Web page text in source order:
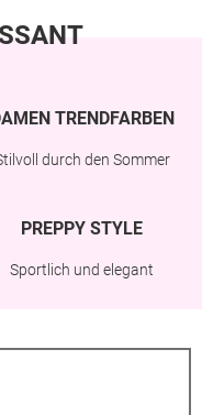
TRENDFARBEN
durch den Sommer
PREPPY STYLE
Sportlich und elegant